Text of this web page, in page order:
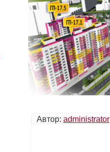
Автор: administrator